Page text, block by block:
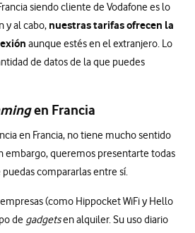
siendo cliente de Vodafone es lo
y al cabo, nuestras tarifas ofrecen la
aunque estés en el extranjero. Lo
de datos de la que puedes
en Francia
en Francia, no tiene mucho sentido
embargo, queremos presentarte todas
compararlas entre sí.
(como Hippocket WiFi y Hello
de gadgetsen alquiler. Su uso diario